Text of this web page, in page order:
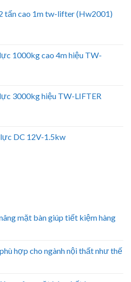
tấn cao 1m tw-lifter (Hw2001)
1000kg cao 4m hiệu TW-
3000kg hiệu TW-LIFTER
DC 12V-1.5kw
mặt bàn giúp tiết kiệm hàng
hợp cho ngành nội thất như thế